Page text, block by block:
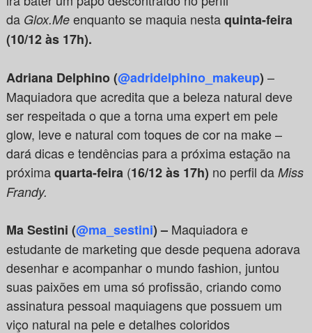
da Glox.Meenquanto se maquia nestaquinta-feira
(10/12 às 17h).
Adriana Delphino (@adridelphino_makeup) –
Maquiadora que acredita que a beleza natural deve
ser respeitada o que a torna uma expert em pele
glow, leve e natural com toques de cor na make –
dará dicas e tendências para a próxima estação na
próximaquarta-feira (16/12 às 17h) no perfil da Miss
Frandy.
Ma Sestini (@ma_sestini) – Maquiadora e
estudante de marketing que desde pequena adorava
desenhar e acompanhar o mundo fashion, juntou
suas paixões em uma só profissão, criando como
assinatura pessoal maquiagens que possuem um
viço natural na pele e detalhes coloridos